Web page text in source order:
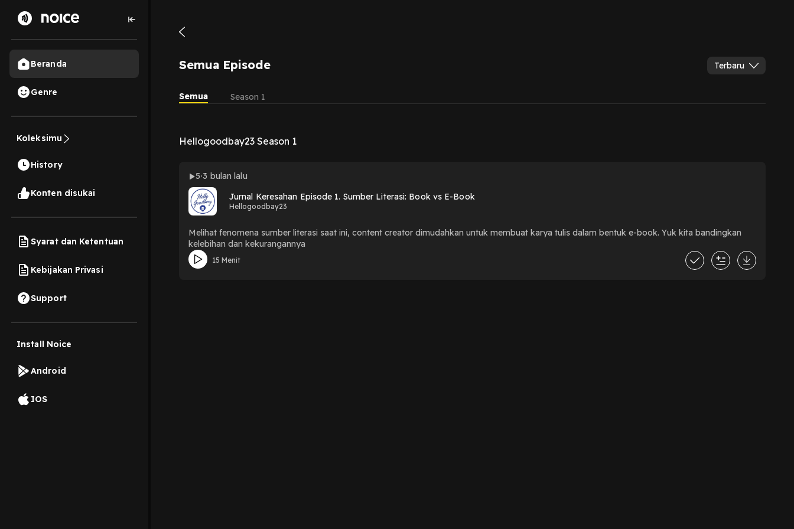
Beranda
Genre
Koleksimu
History
Konten disukai
Syarat dan Ketentuan
Kebijakan Privasi
Support
Install Noice
Android
IOS
Semua Episode Terbaru
Semua Season 1
Hellogoodbay23 Season 1
5 3 bulan lalu
Jurnal Keresahan Episode 1. Sumber Literasi: Book vs E-Book
Hellogoodbay23
Melihat fenomena sumber literasi saat ini, content creator dimudahkan untuk membuat karya tulis dalam bentuk e-book. Yuk kita bandingkan
kelebihan dan kekurangannya
15 Menit